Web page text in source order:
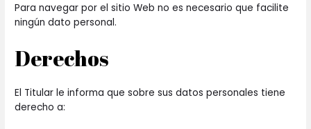
Para navegar por el sitio Web no es necesario que facilite
ningún dato personal.
Derechos
El Titular le informa que sobre sus datos personales tiene
derecho a: